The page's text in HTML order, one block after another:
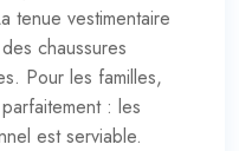
tenue vestimentaire
chaussures
Pour les familles,
: les
est serviable.